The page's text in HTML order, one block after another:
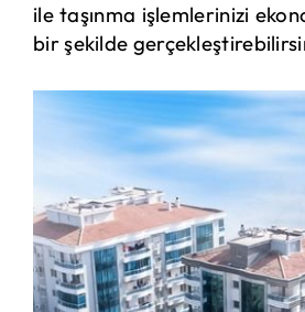
ile taşınma işlemlerinizi
bir şekilde